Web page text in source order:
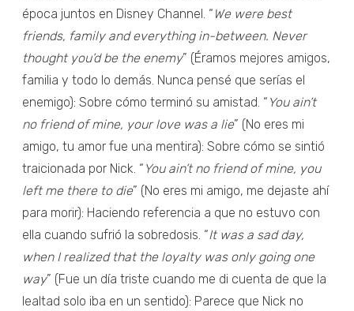
época juntos en Disney Channel. “ We were best
friends, family and everything in-between. Never
thought you’d be the enemy” (Éramos mejores amigos,
familia y todo lo demás. Nunca pensé que serías el
enemigo): Sobre cómo terminó su amistad. “ You ain’t
no friend of mine, your love was a lie” (No eres mi
amigo, tu amor fue una mentira): Sobre cómo se sintió
traicionada por Nick. “ You ain’t no friend of mine, you
left me there to die” (No eres mi amigo, me dejaste ahí
para morir): Haciendo referencia a que no estuvo con
ella cuando sufrió la sobredosis. “It was a sad day,
when I realized that the loyalty was only going one
way” (Fue un día triste cuando me di cuenta de que la
lealtad solo iba en un sentido): Parece que Nick no